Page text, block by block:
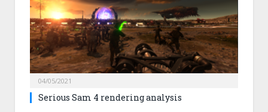
04/05/2021
Serious Sam 4 rendering analysis